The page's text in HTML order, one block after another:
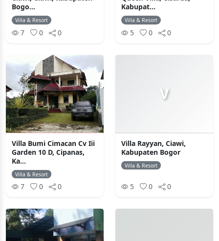
Bogo...
Villa & Resort
7 0 0
Kabupat...
Villa & Resort
5 0 0
Villa Bumi Cimacan Cv Iii
Garden 10 D, Cipanas,
Ka...
Villa & Resort
7 0 0
V
Villa Rayyan, Ciawi,
Kabupaten Bogor
Villa & Resort
5 0 0